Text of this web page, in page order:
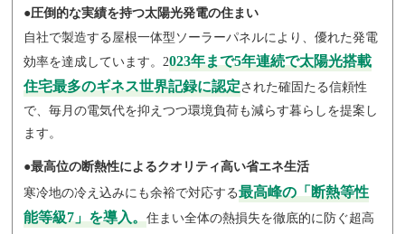
●圧倒的な実績を持つ太陽光発電の住まい
自社で製造する屋根一体型ソーラーパネルにより、優れた発電
効率を達成しています。2023年まで5年連続で太陽光搭載
住宅最多のギネス世界記録に認定された確固たる信頼性
で、毎月の電気代を抑えつつ環境負荷も減らす暮らしを提案し
ます。
●最高位の断熱性によるクオリティ高い省エネ生活
寒冷地の冷え込みにも余裕で対応する最高峰の「断熱等性
能等級7」を導入。住まい全体の熱損失を徹底的に防ぐ超高